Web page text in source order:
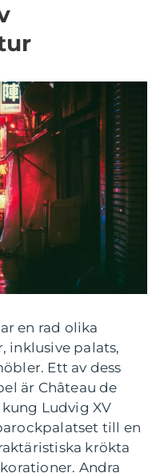
en rad olika
inklusive palats,
Ett av dess
är Château de
Ludvig XV
till en
krökta
Andra